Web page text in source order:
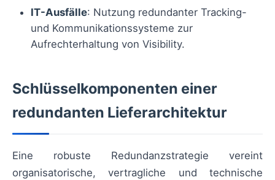
IT-Ausfälle: Nutzung redundanter Tracking-
und Kommunikationssysteme zur
Aufrechterhaltung von Visibility.
Schlüsselkomponenten einer
redundanten Lieferarchitektur
Eine robuste Redundanzstrategie vereint
organisatorische, vertragliche und technische